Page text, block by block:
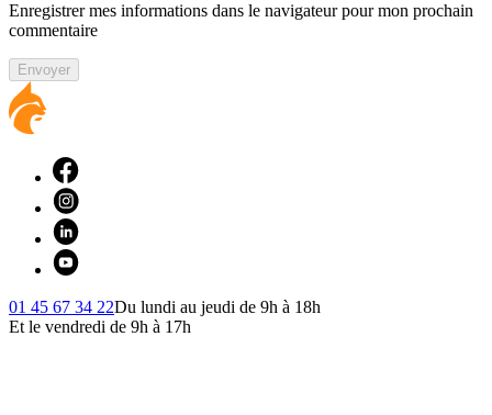
Enregistrer mes informations dans le navigateur pour mon prochain
commentaire
Envoyer
01 45 67 34 22Du lundi au jeudi de 9h à 18h
Et le vendredi de 9h à 17h